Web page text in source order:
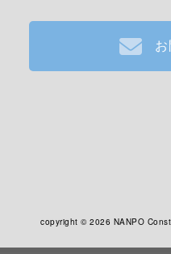
copyright ©2026 NANPO